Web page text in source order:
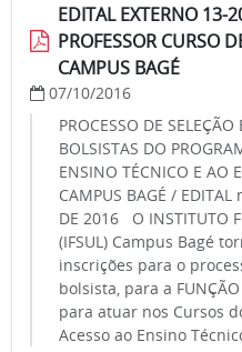
EDITAL EXTERNO 13-
PROFESSOR CURSO
CAMPUS BAGÉ
07/10/2016
PROCESSO DE
BOLSISTAS DO
ENSINO TÉCNICO E AO
CAMPUS BAGÉ /
DE 2016 O INSTITUTO
(IFSUL) Campus Bagé
inscrições para o
bolsista, para a FUNÇÃO
para atuar nos Cursos
Acesso ao Ensino